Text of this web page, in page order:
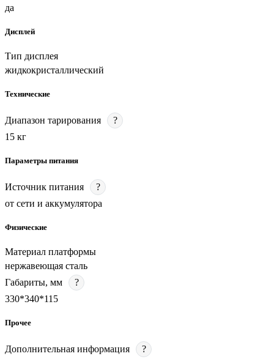
да
Дисплей
Тип дисплея
жидкокристаллический
Технические
Диапазон тарирования
?
15 кг
Параметры питания
Источник питания
?
от сети и аккумулятора
Физические
Материал платформы
нержавеющая сталь
Габариты, мм
?
330*340*115
Прочее
Дополнительная информация
?